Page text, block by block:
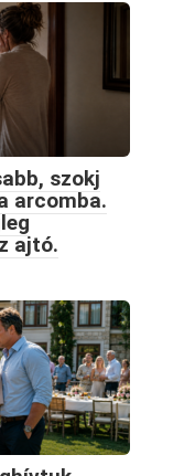
szokj
arcomba.
ajtó.